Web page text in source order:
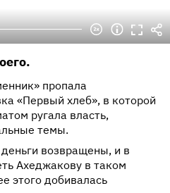
пропала
«Первый хлеб», в которой
ругала власть,
темы.
возвращены, и в
Ахеджакову в таком
этого добивалась